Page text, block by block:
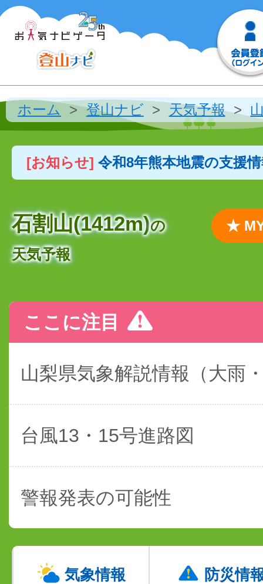
ホーム 登山ナビ 天気予報
[お知らせ] 令和8年熊本地震の支援
石割山(1412m)の
天気予報
★
ここに注目
山梨県気象解説情報（大雨
台風13・15号進路図
警報発表の可能性
気象情報 防災情